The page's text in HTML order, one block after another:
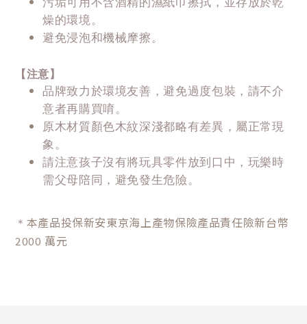
燥的環境。
避免浸泡和機械摩擦。
【注意】
品牌致力於環境友善，避免過度包裝，請不介
意者再購買唷。
原木材質顏色木紋深淺都略有差異，屬正常現
象。
請注意孩子沒有將玩具零件放到口中，玩樂時
需父母陪同，避免發生危險。
＊ 本產品投保新安東京海上產物保險產品責任險新台幣
2000 萬元